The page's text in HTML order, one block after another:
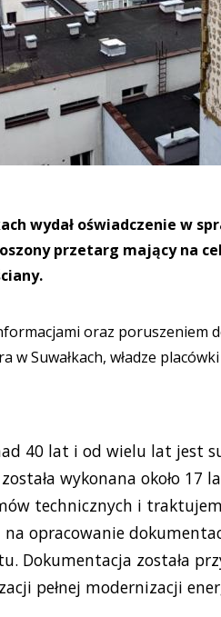
wydał oświadczenie w
przetarg mający na
oraz poruszeniem
w Suwałkach, władze
40 lat i od wielu lat jest
wykonana około 17
technicznych i
opracowanie
Dokumentacja została
pełnej modernizacji